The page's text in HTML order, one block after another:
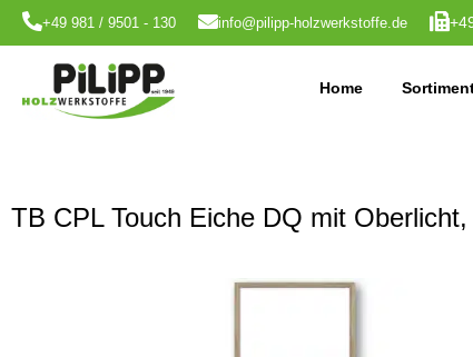
+49 981 / 9501 - 130 info@pilipp-holzwerkstoffe.de
Home
TB CPL Touch Eiche DQ mit